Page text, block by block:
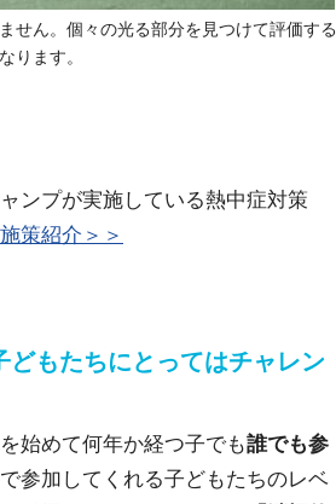
せん。個々の光る部分を見つけて評価する
ります。
ンプが実施している熱中症対策
策紹介＞＞
もたちにとってはチャレン
始めて何年か経つ子でも誰でも参
参加してくれる子どもたちのレベ